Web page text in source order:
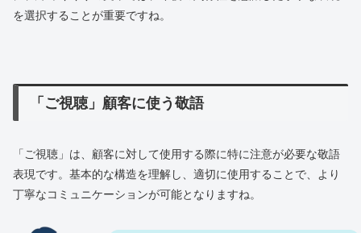
を選択することが重要ですね。
「ご視聴」顧客に使う敬語
「ご視聴」は、顧客に対して使用する際に特に注意が必要な敬語
表現です。基本的な構造を理解し、適切に使用することで、より
丁寧なコミュニケーションが可能となりますね。